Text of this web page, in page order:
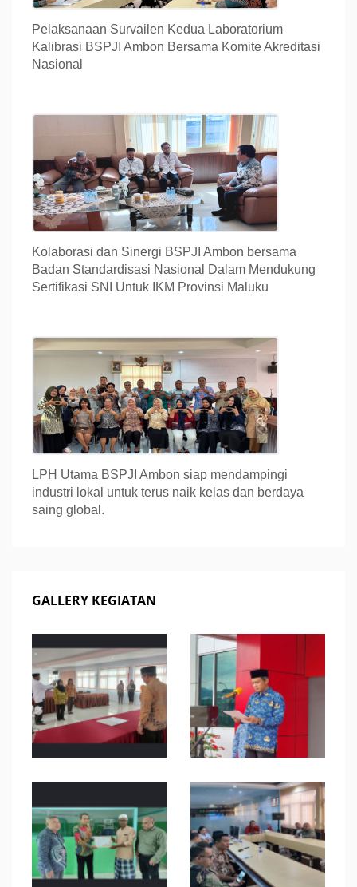
Pelaksanaan Survailen Kedua Laboratorium
Kalibrasi BSPJI Ambon Bersama Komite Akreditasi
Nasional
Kolaborasi dan Sinergi BSPJI Ambon bersama
Badan Standardisasi Nasional Dalam Mendukung
Sertifikasi SNI Untuk IKM Provinsi Maluku
LPH Utama BSPJI Ambon siap mendampingi
industri lokal untuk terus naik kelas dan berdaya
saing global.
GALLERY KEGIATAN